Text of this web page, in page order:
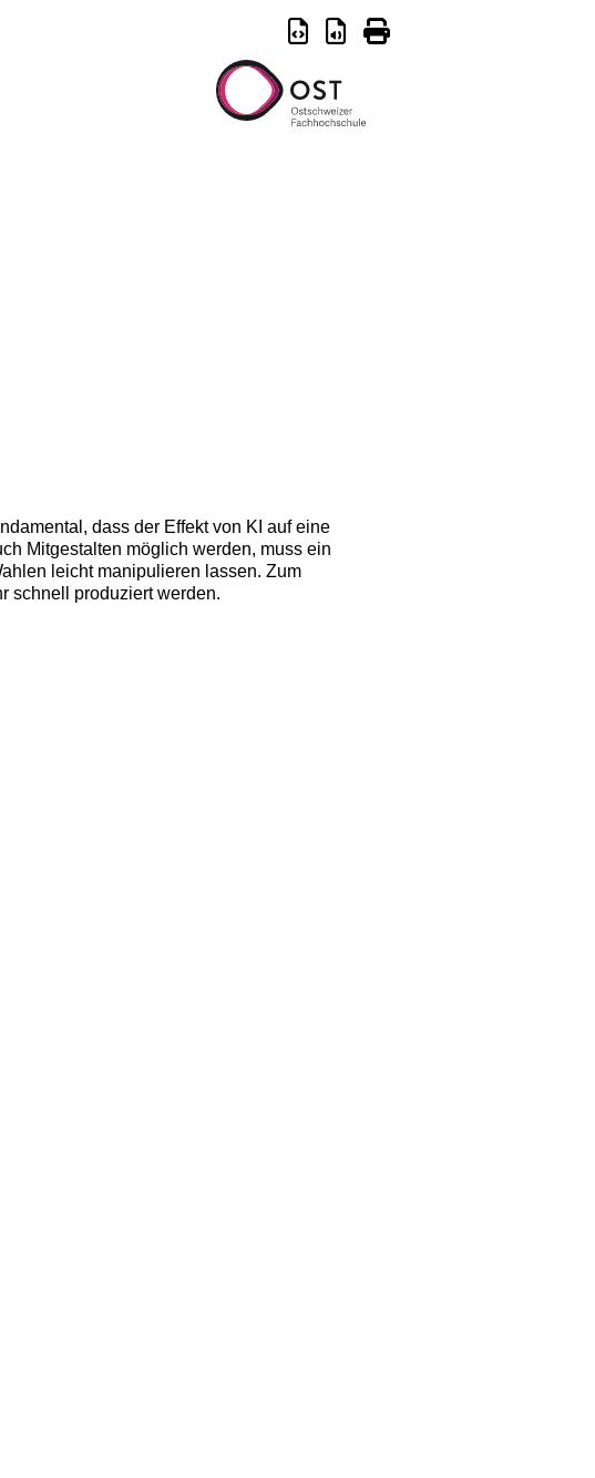
dass der Effekt von KI auf eine
Mitgestalten möglich werden, muss ein
leicht manipulieren lassen. Zum
schnell produziert werden.